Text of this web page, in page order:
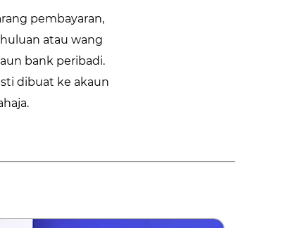
pembayaran,
atau wang
bank peribadi.
dibuat ke akaun